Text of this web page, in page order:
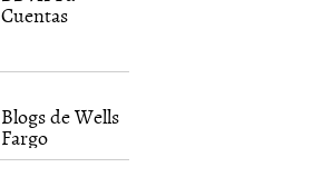
Cuentas
Blogs de Wells
Fargo